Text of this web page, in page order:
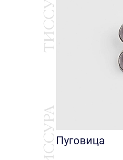
Пуговица